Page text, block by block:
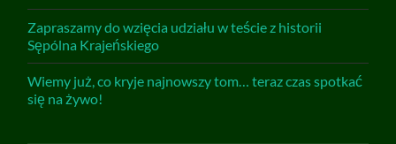
Zapraszamy do wzięcia udziału w teście z historii
Sępólna Krajeńskiego
Wiemy już, co kryje najnowszy tom… teraz czas spotkać
się na żywo!